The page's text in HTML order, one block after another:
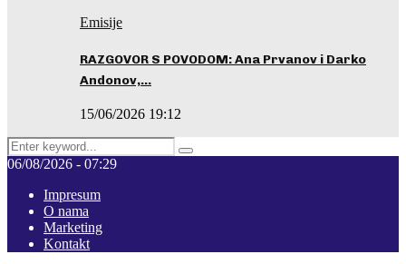
Emisije
RAZGOVOR S POVODOM: Ana Prvanov i Darko
Andonov,…
15/06/2026 19:12
Search
for:
Pretraga
06/08/2026 - 07:29
Impresum
O nama
Marketing
Kontakt